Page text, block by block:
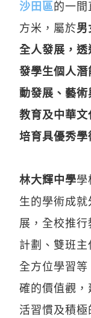
沙田區的一
方米，屬於
全人發展，
發學生個人
動發展、藝
教育及中華
培育具優秀學
林大輝中學
生的學術成
展，全校推
計劃、雙班
全方位學習
確的價值觀
活習慣及積極